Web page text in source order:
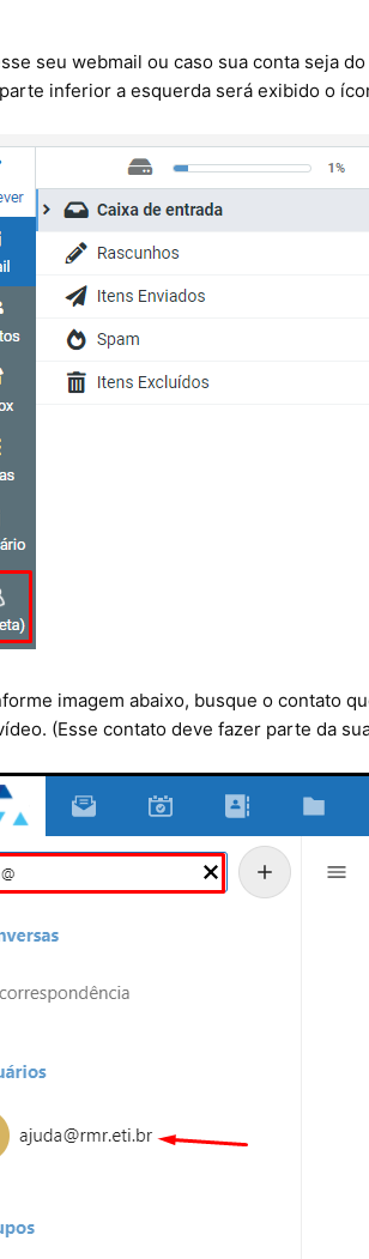
seu webmail ou caso sua conta seja
inferior a esquerda será exibido o
imagem abaixo, busque o contato
(Esse contato deve fazer parte da